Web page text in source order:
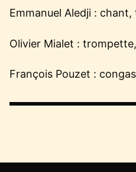
Emmanuel Aledji : chant,
Olivier Mialet :
François Pouzet :